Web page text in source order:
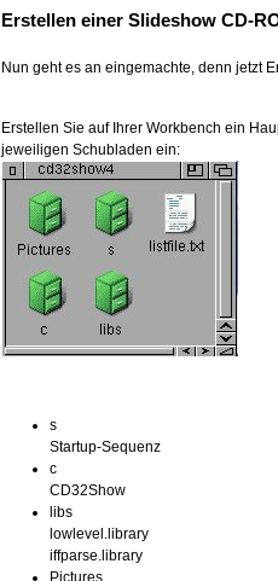
Erstellen einer Slideshow CD-
Nun geht es an eingemachte, denn jetzt
Erstellen Sie auf Ihrer Workbench ein
jeweiligen Schubladen ein:
s
Startup-Sequenz
c
CD32Show
libs
lowlevel.library
iffparse.library
Pictures